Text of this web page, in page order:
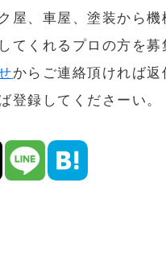
屋、車屋、塗装から機
てくれるプロの方を募
からご連絡頂ければ返
登録してくださーい。